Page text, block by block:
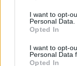
I want to opt-
Personal Data.
Opted In
I want to opt-
Personal Data
Opted In
írd a tetejére
"MEGKERÜLT"
rendben van a
Valamint fontos, és
ezért kérnek még